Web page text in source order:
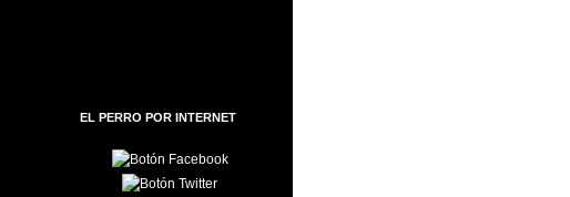
EL PERRO POR INTERNET